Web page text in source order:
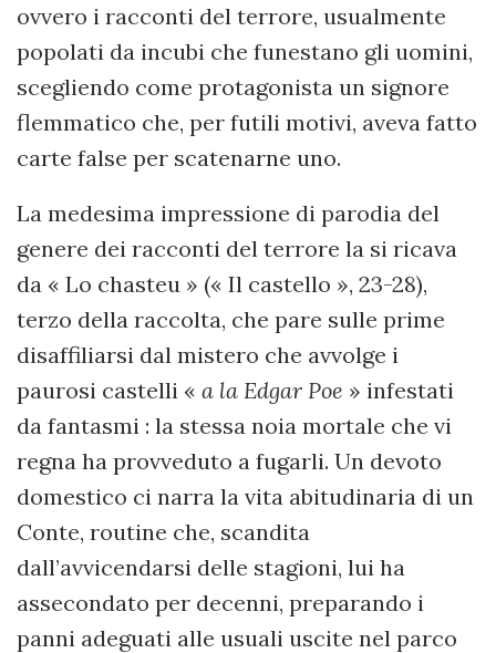
ovvero i racconti del terrore, usualmente
popolati da incubi che funestano gli uomini,
scegliendo come protagonista un signore
flemmatico che, per futili motivi, aveva fatto
carte false per scatenarne uno.
La medesima impressione di parodia del
genere dei racconti del terrore la si ricava
da « Lo chasteu » (« Il castello », 23-28),
terzo della raccolta, che pare sulle prime
disaffiliarsi dal mistero che avvolge i
paurosi castelli « a la Edgar Poe » infestati
da fantasmi : la stessa noia mortale che vi
regna ha provveduto a fugarli. Un devoto
domestico ci narra la vita abitudinaria di un
Conte, routine che, scandita
dall’avvicendarsi delle stagioni, lui ha
assecondato per decenni, preparando i
panni adeguati alle usuali uscite nel parco